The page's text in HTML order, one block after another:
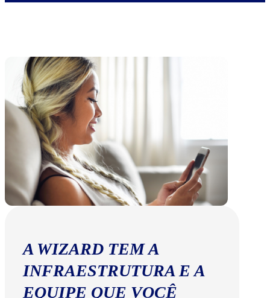
A WIZARD TEM A
INFRAESTRUTURA E A
EQUIPE QUE VOCÊ